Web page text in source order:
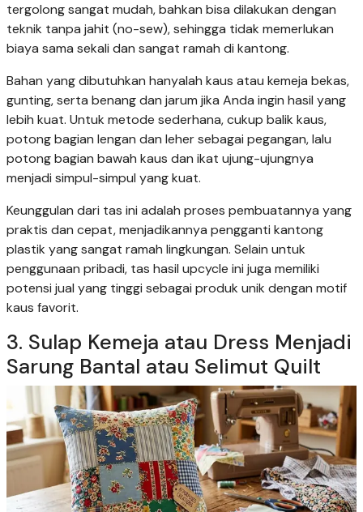
tergolong sangat mudah, bahkan bisa dilakukan dengan
teknik tanpa jahit (no-sew), sehingga tidak memerlukan
biaya sama sekali dan sangat ramah di kantong.
Bahan yang dibutuhkan hanyalah kaus atau kemeja bekas,
gunting, serta benang dan jarum jika Anda ingin hasil yang
lebih kuat. Untuk metode sederhana, cukup balik kaus,
potong bagian lengan dan leher sebagai pegangan, lalu
potong bagian bawah kaus dan ikat ujung-ujungnya
menjadi simpul-simpul yang kuat.
Keunggulan dari tas ini adalah proses pembuatannya yang
praktis dan cepat, menjadikannya pengganti kantong
plastik yang sangat ramah lingkungan. Selain untuk
penggunaan pribadi, tas hasil upcycle ini juga memiliki
potensi jual yang tinggi sebagai produk unik dengan motif
kaus favorit.
3. Sulap Kemeja atau Dress Menjadi
Sarung Bantal atau Selimut Quilt